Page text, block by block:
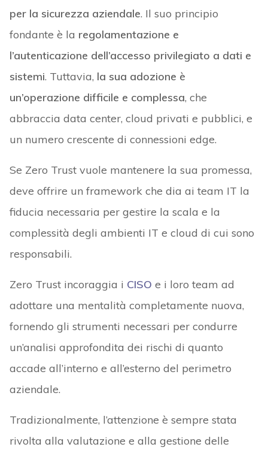
per la sicurezza aziendale. Il suo principio
fondante è la regolamentazione e
l’autenticazione dell’accesso privilegiato a dati e
sistemi. Tuttavia, la sua adozione è
un’operazione difficile e complessa, che
abbraccia data center, cloud privati e pubblici, e
un numero crescente di connessioni edge.
Se Zero Trust vuole mantenere la sua promessa,
deve offrire un framework che dia ai team IT la
fiducia necessaria per gestire la scala e la
complessità degli ambienti IT e cloud di cui sono
responsabili.
Zero Trust incoraggia i CISO e i loro team ad
adottare una mentalità completamente nuova,
fornendo gli strumenti necessari per condurre
un’analisi approfondita dei rischi di quanto
accade all’interno e all’esterno del perimetro
aziendale.
Tradizionalmente, l’attenzione è sempre stata
rivolta alla valutazione e alla gestione delle